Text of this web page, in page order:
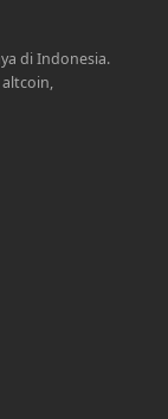
di Indonesia.